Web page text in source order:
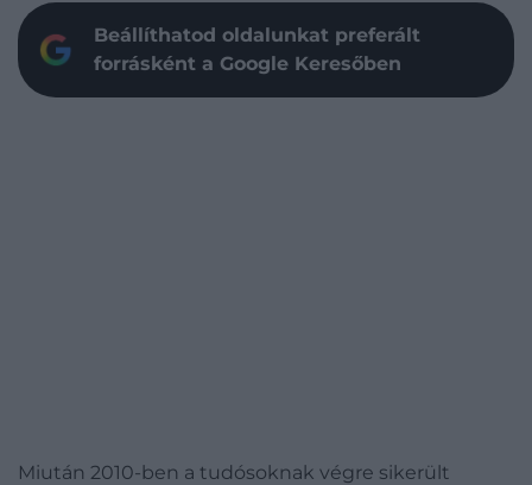
Beállíthatod oldalunkat preferált
forrásként a Google Keresőben
Miután 2010-ben a tudósoknak végre sikerült